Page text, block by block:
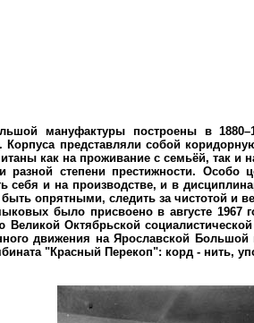
мануфактуры построены в
Корпуса представляли собой
как на проживание с семьёй, так и
разной степени престижности.
себя и на производстве, и в
опрятными, следить за чистотой и
было присвоено в августе 1967
Великой Октябрьской
движения на Ярославской
"Красный Перекоп": корд - нить,